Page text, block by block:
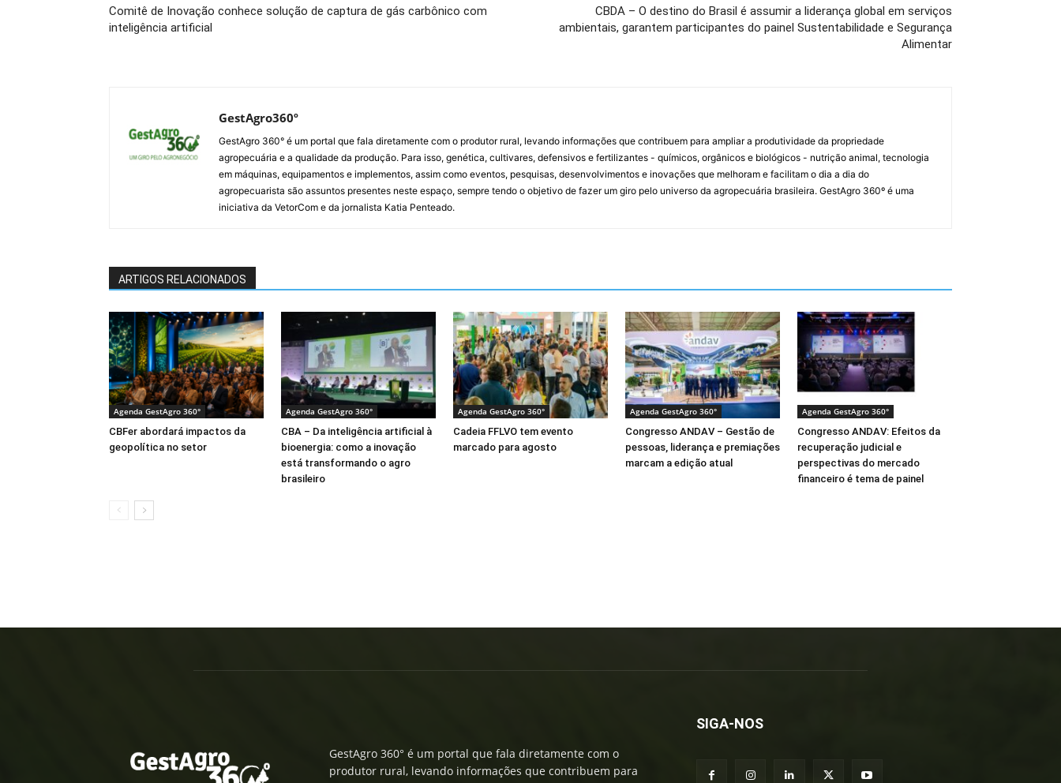
Comitê de Inovação conhece solução de captura de gás carbônico com
inteligência artificial
CBDA – O destino do Brasil é assumir a liderança global em serviços
ambientais, garantem participantes do painel Sustentabilidade e Segurança
Alimentar
GestAgro360º
GestAgro 360° é um portal que fala diretamente com o produtor rural, levando informações que contribuem para ampliar a produtividade da propriedade
agropecuária e a qualidade da produção. Para isso, genética, cultivares, defensivos e fertilizantes - químicos, orgânicos e biológicos - nutrição animal, tecnologia
em máquinas, equipamentos e implementos, assim como eventos, pesquisas, desenvolvimentos e inovações que melhoram e facilitam o dia a dia do
agropecuarista são assuntos presentes neste espaço, sempre tendo o objetivo de fazer um giro pelo universo da agropecuária brasileira. GestAgro 360º é uma
iniciativa da VetorCom e da jornalista Katia Penteado.
ARTIGOS RELACIONADOS
Agenda GestAgro 360°
CBFer abordará impactos da
geopolítica no setor
Agenda GestAgro 360°
CBA – Da inteligência artificial à
bioenergia: como a inovação
está transformando o agro
brasileiro
Agenda GestAgro 360°
Cadeia FFLVO tem evento
marcado para agosto
Agenda GestAgro 360°
Congresso ANDAV – Gestão de
pessoas, liderança e premiações
marcam a edição atual
Agenda GestAgro 360°
Congresso ANDAV: Efeitos da
recuperação judicial e
perspectivas do mercado
financeiro é tema de painel
GestAgro 360° é um portal que fala diretamente com o
produtor rural, levando informações que contribuem para
SIGA-NOS